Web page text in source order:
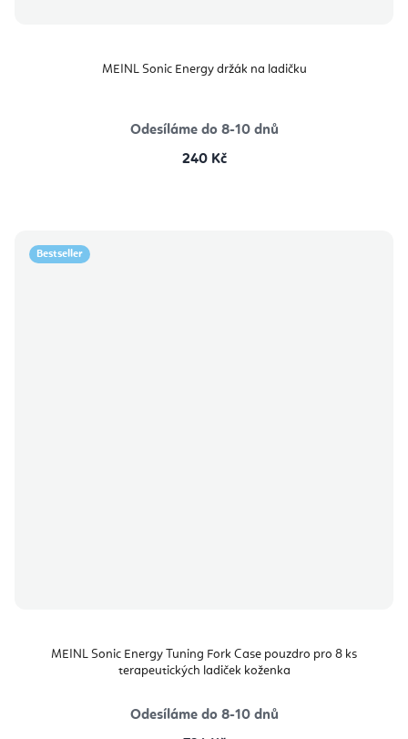
MEINL Sonic Energy držák na ladičku
Odesíláme do 8-10 dnů
240 Kč
Bestseller
MEINL Sonic Energy Tuning Fork Case pouzdro pro 8 ks
terapeutických ladiček koženka
Odesíláme do 8-10 dnů